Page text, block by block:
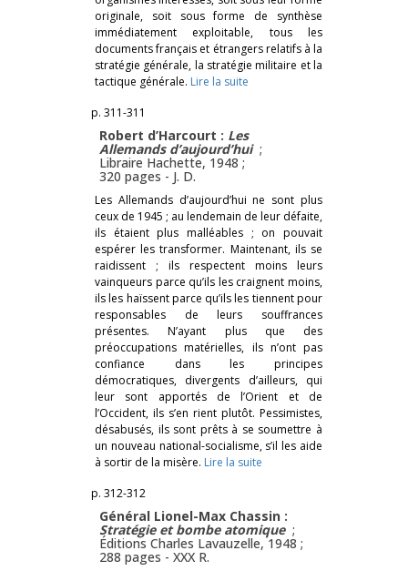
originale, soit sous forme de synthèse
immédiatement exploitable, tous les
documents français et étrangers relatifs à la
stratégie générale, la stratégie militaire et la
tactique générale. Lire la suite
p. 311-311
Robert d’Harcourt : Les
Allemands d’aujourd’hui ;
Libraire Hachette, 1948 ;
320 pages - J. D.
Les Allemands d’aujourd’hui ne sont plus
ceux de 1945 ; au lendemain de leur défaite,
ils étaient plus malléables ; on pouvait
espérer les transformer. Maintenant, ils se
raidissent ; ils respectent moins leurs
vainqueurs parce qu’ils les craignent moins,
ils les haïssent parce qu’ils les tiennent pour
responsables de leurs souffrances
présentes. N’ayant plus que des
préoccupations matérielles, ils n’ont pas
confiance dans les principes
démocratiques, divergents d’ailleurs, qui
leur sont apportés de l’Orient et de
l’Occident, ils s’en rient plutôt. Pessimistes,
désabusés, ils sont prêts à se soumettre à
un nouveau national-socialisme, s’il les aide
à sortir de la misère. Lire la suite
p. 312-312
Général Lionel-Max Chassin :
Stratégie et bombe atomique ;
Éditions Charles Lavauzelle, 1948 ;
288 pages - XXX R.